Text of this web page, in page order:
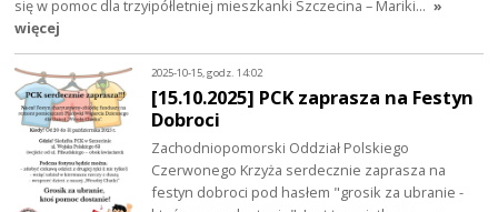
się w pomoc dla trzyipółletniej mieszkanki Szczecina – Mariki… »
więcej
2025-10-15, godz. 14:02
[15.10.2025] PCK zaprasza na Festyn
Dobroci
Zachodniopomorski Oddział Polskiego
Czerwonego Krzyża serdecznie zaprasza na
festyn dobroci pod hasłem "grosik za ubranie -